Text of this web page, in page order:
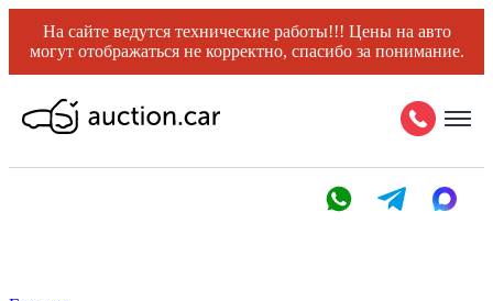
На сайте ведутся технические работы!!! Цены на авто
могут отображаться не корректно, спасибо за понимание.